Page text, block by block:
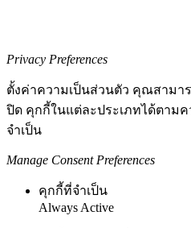
Privacy Preferences
ตั้งค่าความเป็นส่วนตัว คุณสามา
ปิด คุกกี้ในแต่ละประเภทได้ตาม
จำเป็น
Manage Consent Preferences
คุกกี้ที่จำเป็น
Always Active